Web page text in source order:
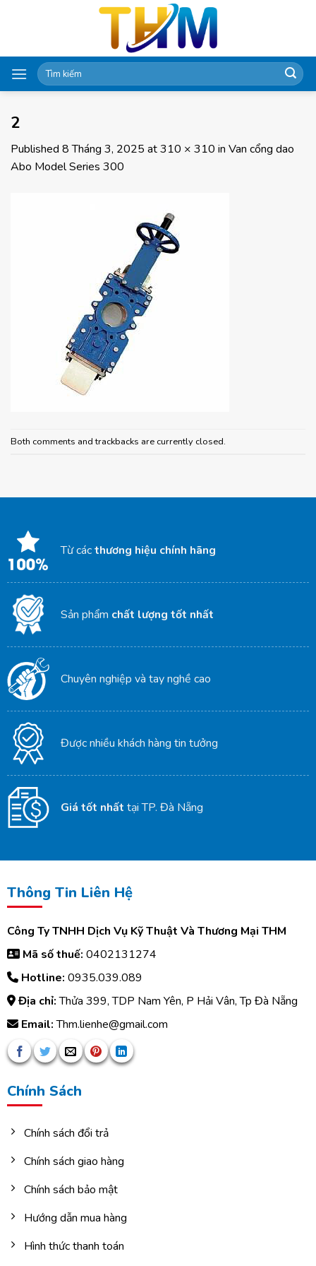
Tìm
kiếm:
2
Published 8 Tháng 3, 2025 at310 × 310 in Van cổng dao
Abo Model Series 300
Both comments and trackbacks are currently closed.
Từ cácthương hiệu chính hãng
Sản phẩm chất lượng tốt nhất
Chuyên nghiệp và tay nghề cao
Được nhiều khách hàng tin tưởng
Giá tốt nhất tại TP. Đà Nẵng
Thông Tin Liên Hệ
Công Ty TNHH Dịch Vụ Kỹ Thuật Và Thương Mại THM
Mã số thuế: 0402131274
Hotline: 0935.039.089
Địa chỉ:Thửa 399, TDP Nam Yên, P Hải Vân, Tp Đà Nẵng
Email:Thm.lienhe@gmail.com
Chính Sách
Chính sách đổi trả
Chính sách giao hàng
Chính sách bảo mật
Hướng dẫn mua hàng
Hình thức thanh toán